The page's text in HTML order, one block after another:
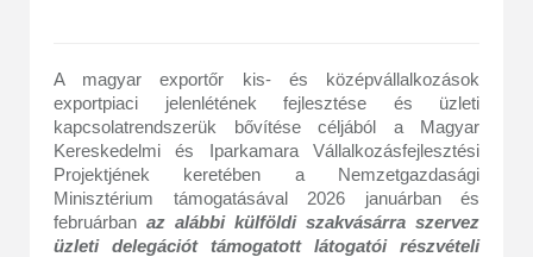
A magyar exportőr kis- és középvállalkozások
exportpiaci jelenlétének fejlesztése és üzleti
kapcsolatrendszerük bővítése céljából a Magyar
Kereskedelmi és Iparkamara Vállalkozásfejlesztési
Projektjének keretében a Nemzetgazdasági
Minisztérium támogatásával 2026 januárban és
februárban az alábbi külföldi szakvásárra szervez
üzleti delegációt támogatott látogatói részvételi